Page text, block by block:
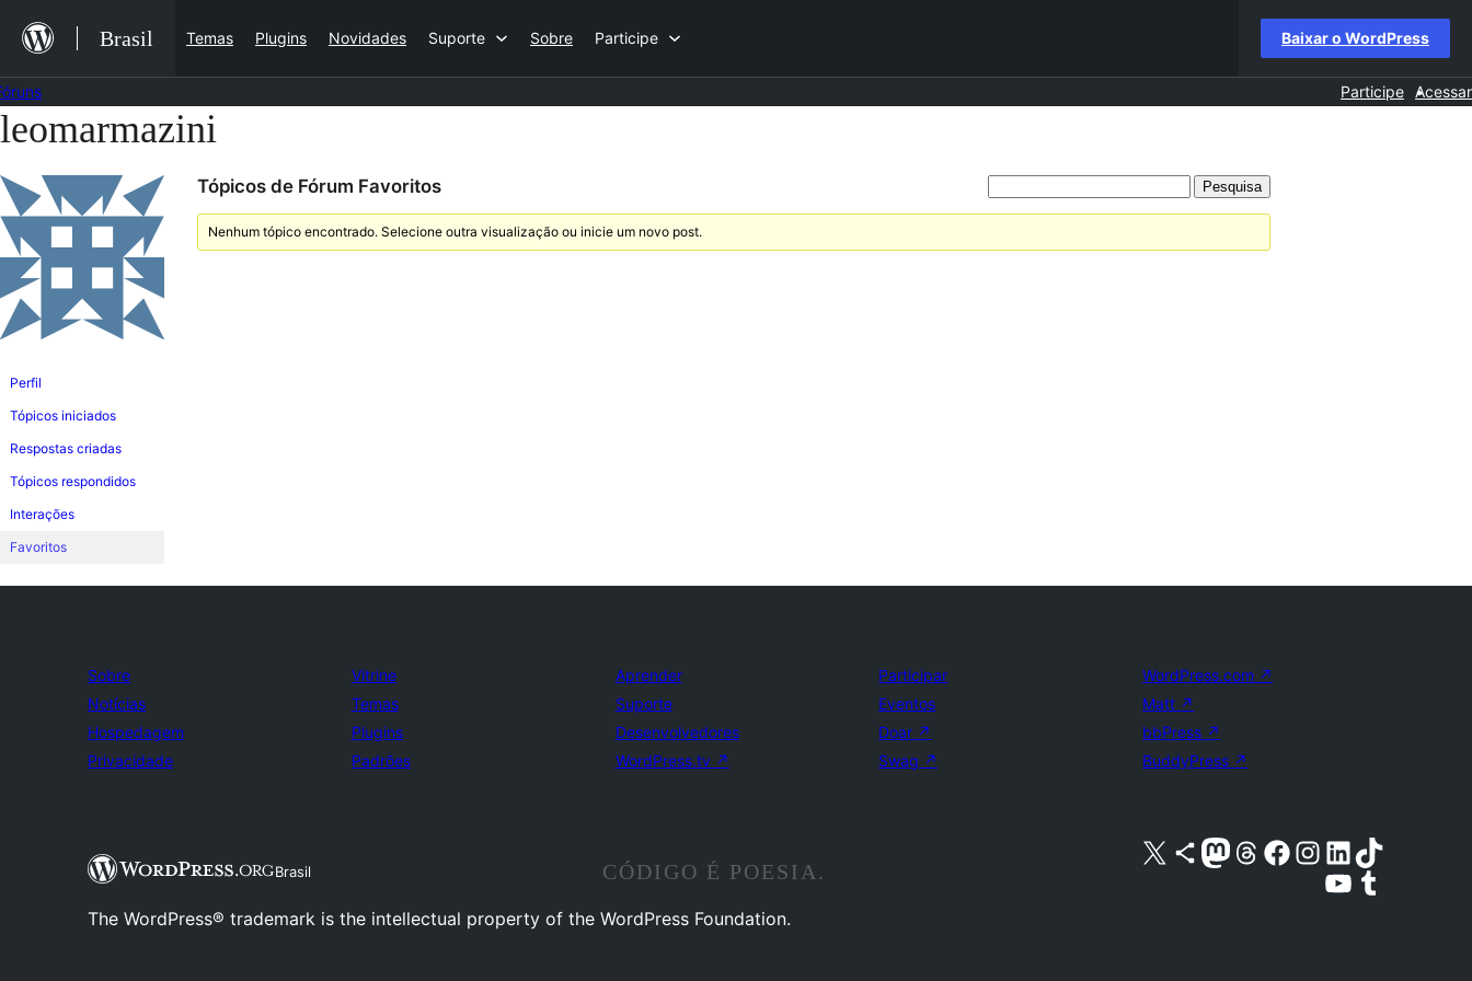
para
o
conteúdo
Brasil Temas Plugins Novidades Suporte Sobre Participe Baixar o WordPress
Participe Acessar
Pular
o
conteúdo
leomarmazini
Perfil
Tópicos iniciados
Respostas criadas
Tópicos respondidos
Interações
Favoritos
Tópicos de Fórum Favoritos
Nenhum tópico encontrado. Selecione outra visualização ou inicie um novo post.
Sobre
Notícias
Hospedagem
Privacidade
Vitrine
Temas
Plugins
Padrões
Aprender
Suporte
Desenvolvedores
WordPress.tv ↗
Participar
Eventos
Doar ↗
Swag ↗
WordPress.com ↗
Matt ↗
bbPress ↗
BuddyPress ↗
Brasil
Acessar nossa conta do X (antigo Twitter)
Acessar nossa conta do Bluesky
Acessar nossa conta do Mastodon
Acessar nossa conta do Threads
Acessar nossa página do Facebook
Acessar nossa conta do Instagram
Acessar nossa conta do LinkedIn
Acessar nossa conta do TikTok
Acessar nosso canal do YouTube
Acessar nossa conta no Tumblr
CÓDIGO É POESIA.
The WordPress® trademark is the intellectual property of the WordPress Foundation.